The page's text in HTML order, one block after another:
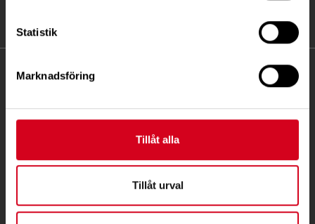
Statistik
Marknadsföring
Tillåt alla
Tillåt urval
KONTAKT
Besöksadress:
08 - 720 29 40